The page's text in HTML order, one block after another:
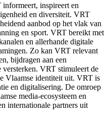
inspireert en
en diversiteit. VRT
aanbod op het vlak van
en sport. VRT bereikt met
en allerhande digitale
Zo kan VRT relevant
bijdragen aan een
versterken. VRT stimuleert de
Vlaamse identiteit uit. VRT is
en digitalisering. De omroep
media-ecosysteem en
internationale partners uit